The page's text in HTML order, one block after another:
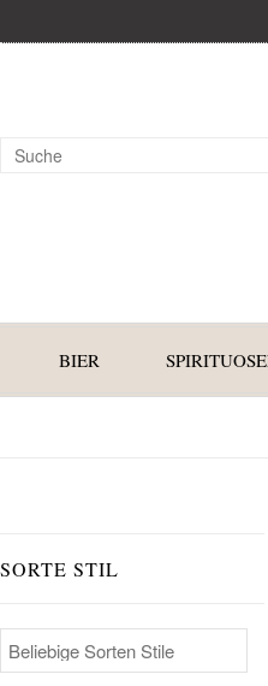
BIER
SORTE STIL